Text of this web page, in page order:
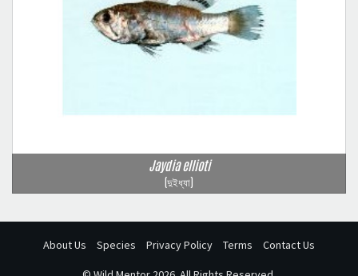
Jaydia ellioti
(দুইধ্যা)
About Us Species Privacy Policy Terms Contact Us